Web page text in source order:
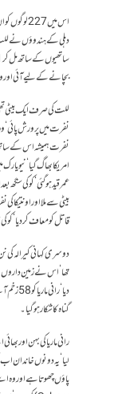
اس میں
دہلی کے ہندوؤں نے
بچانے کے لیے آئی اور
للت کی صرف ایک بیٹی
نفرت میں پرورش پائی‘
نفرت ہمیشہ اس کے
امریکا بھاگ گیا‘
بیٹی سے ملا اور
قاتل کو معاف کر دیا‘
دوسری کہانی کیرالہ کی
تھا‘ اس نے زمین داروں
دیا‘
گناہ کا شکار ہو گیا۔
رانی ماریا کی بہن اور
لیا‘ یہ دونوں خاندان